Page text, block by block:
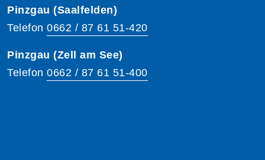
Pinzgau (Saalfelden)
Telefon 0662 / 87 61 51-420
Pinzgau (Zell am See)
Telefon 0662 / 87 61 51-400